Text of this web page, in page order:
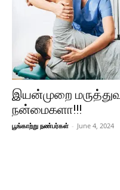
இயன்முறை
நன்மைகளா!!!
பூங்காற்று நண்பர்கள் - June 4, 2024